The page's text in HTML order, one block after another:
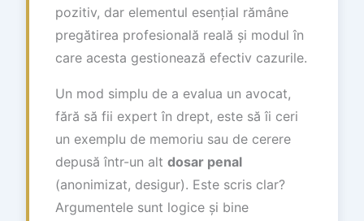
pozitiv, dar elementul esențial rămâne
pregătirea profesională reală și modul în
care acesta gestionează efectiv cazurile.
Un mod simplu de a evalua un avocat,
fără să fii expert în drept, este să îi ceri
un exemplu de memoriu sau de cerere
depusă într-un alt dosar penal
(anonimizat, desigur). Este scris clar?
Argumentele sunt logice și bine